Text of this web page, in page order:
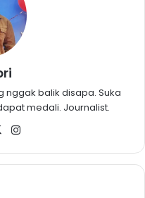
nggak balik disapa. Suka
medali. Journalist.
X